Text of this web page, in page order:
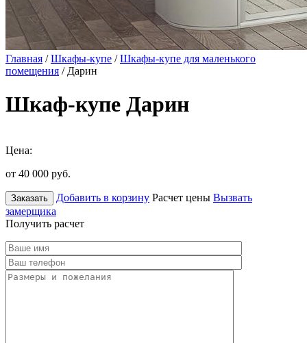
Главная /Шкафы-купе /Шкафы-купе для маленького
помещения / Дарин
Шкаф-купе Дарин
Цена:
от 40 000 руб.
Заказать Добавить в корзину Расчет цены Вызвать
замерщика
Получить расчет